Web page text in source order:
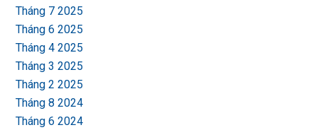
Tháng 7 2025
Tháng 6 2025
Tháng 4 2025
Tháng 3 2025
Tháng 2 2025
Tháng 8 2024
Tháng 6 2024